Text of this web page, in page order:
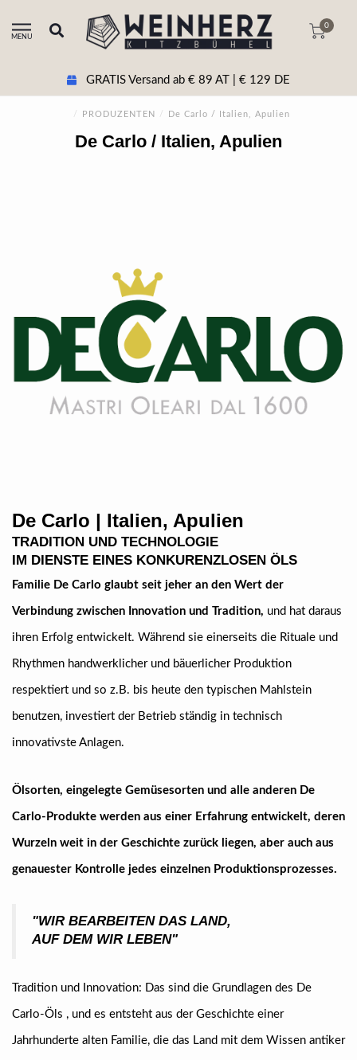
MENU
0
GRATIS Versand ab € 89 AT | € 129 DE
/ PRODUZENTEN / De Carlo / Italien, Apulien
De Carlo / Italien, Apulien
De Carlo | Italien, Apulien
TRADITION UND TECHNOLOGIE
IM DIENSTE EINES KONKURENZLOSEN ÖLS
Familie De Carlo glaubt seit jeher an den Wert der
Verbindung zwischen Innovation und Tradition, und hat daraus
ihren Erfolg entwickelt. Während sie einerseits die Rituale und
Rhythmen handwerklicher und bäuerlicher Produktion
respektiert und so z.B. bis heute den typischen Mahlstein
benutzen, investiert der Betrieb ständig in technisch
innovativste Anlagen.
Ölsorten, eingelegte Gemüsesorten und alle anderen De
Carlo-Produkte werden aus einer Erfahrung entwickelt, deren
Wurzeln weit in der Geschichte zurück liegen, aber auch aus
genauester Kontrolle jedes einzelnen Produktionsprozesses.
"WIR BEARBEITEN DAS LAND,
AUF DEM WIR LEBEN"
Tradition und Innovation: Das sind die Grundlagen des De
Carlo-Öls , und es entsteht aus der Geschichte einer
Jahrhunderte alten Familie, die das Land mit dem Wissen antiker